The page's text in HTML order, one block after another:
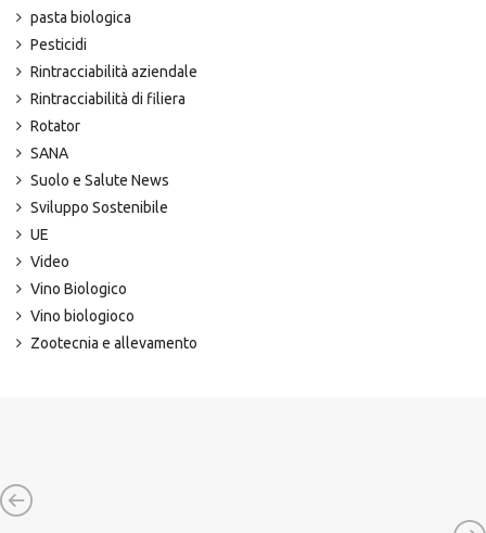
pasta biologica
Pesticidi
Rintracciabilità aziendale
Rintracciabilità di filiera
Rotator
SANA
Suolo e Salute News
Sviluppo Sostenibile
UE
Video
Vino Biologico
Vino biologioco
Zootecnia e allevamento